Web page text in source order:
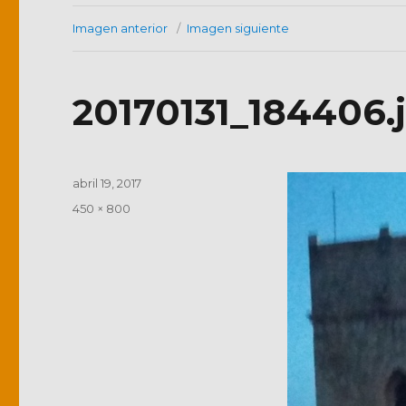
Imagen anterior Imagen siguiente
Publicado
abril 19, 2017
Tamaño
450 × 800